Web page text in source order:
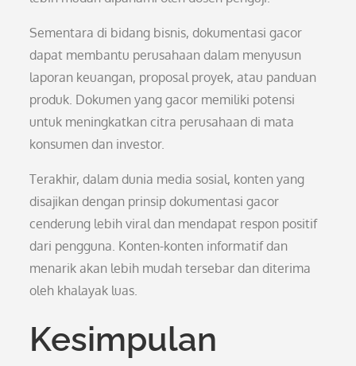
Sementara di bidang bisnis, dokumentasi gacor
dapat membantu perusahaan dalam menyusun
laporan keuangan, proposal proyek, atau panduan
produk. Dokumen yang gacor memiliki potensi
untuk meningkatkan citra perusahaan di mata
konsumen dan investor.
Terakhir, dalam dunia media sosial, konten yang
disajikan dengan prinsip dokumentasi gacor
cenderung lebih viral dan mendapat respon positif
dari pengguna. Konten-konten informatif dan
menarik akan lebih mudah tersebar dan diterima
oleh khalayak luas.
Kesimpulan